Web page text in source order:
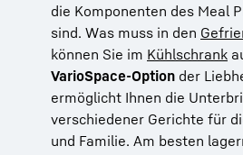
die Komponenten des Meal
sind. Was muss in den
können Sie im Kühlschrank
VarioSpace-Option der
ermöglicht Ihnen die
verschiedener Gerichte für
und Familie. Am besten